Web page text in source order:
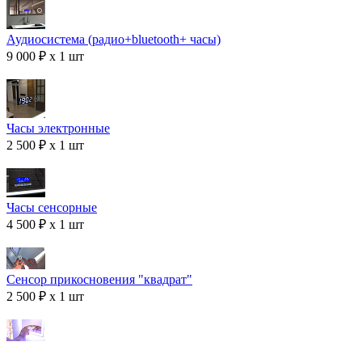
Аудиосистема (радио+bluetooth+ часы)
9 000 ₽ x 1 шт
Часы электронные
2 500 ₽ x 1 шт
Часы сенсорные
4 500 ₽ x 1 шт
Сенсор прикосновения "квадрат"
2 500 ₽ x 1 шт